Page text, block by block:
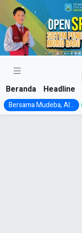
Skip
content
Beranda Headline
Bersama Mudeba, Al...